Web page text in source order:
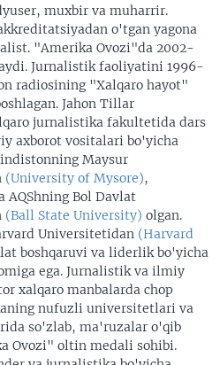
muxbir va muharrir.
o'tgan yagona
"Amerika Ovozi"da 2002-
Jurnalistik faoliyatini 1996-
radiosining "Xalqaro hayot"
Jahon Tillar
jurnalistika fakultetida dars
axborot vositalari bo'yicha
Maysur
(University of Mysore),
AQShning Bol Davlat
(Ball State University) olgan.
Universitetidan (Harvard
boshqaruvi va liderlik bo'yicha
ega. Jurnalistik va ilmiy
xalqaro manbalarda chop
nufuzli universitetlari va
so'zlab, ma'ruzalar o'qib
Ovozi" oltin medali sohibi.